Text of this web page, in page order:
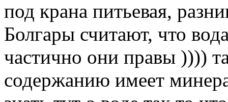
под крана питьевая,
Болгары считают, что
частично они правы ))))
содержанию имеет